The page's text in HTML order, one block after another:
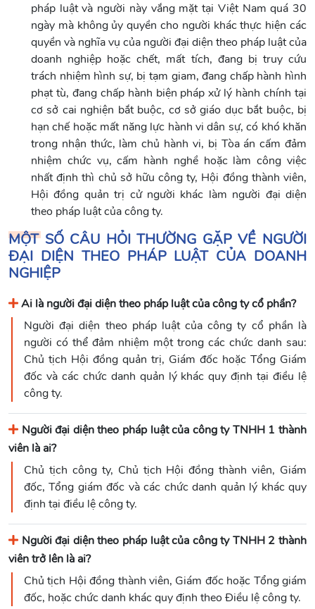
pháp luật và người này vắng mặt tại Việt Nam quá 30
ngày mà không ủy quyền cho người khác thực hiện các
quyền và nghĩa vụ của người đại diện theo pháp luật của
doanh nghiệp hoặc chết, mất tích, đang bị truy cứu
trách nhiệm hình sự, bị tạm giam, đang chấp hành hình
phạt tù, đang chấp hành biện pháp xử lý hành chính tại
cơ sở cai nghiện bắt buộc, cơ sở giáo dục bắt buộc, bị
hạn chế hoặc mất năng lực hành vi dân sự, có khó khăn
trong nhận thức, làm chủ hành vi, bị Tòa án cấm đảm
nhiệm chức vụ, cấm hành nghề hoặc làm công việc
nhất định thì chủ sở hữu công ty, Hội đồng thành viên,
Hội đồng quản trị cử người khác làm người đại diện
theo pháp luật của công ty.
MỘT SỐ CÂU HỎI THƯỜNG GẶP VỀ NGƯỜI
ĐẠI DIỆN THEO PHÁP LUẬT CỦA DOANH
NGHIỆP
Ai là người đại diện theo pháp luật của công ty cổ phần?
Người đại diện theo pháp luật của công ty cổ phần là
người có thể đảm nhiệm một trong các chức danh sau:
Chủ tịch Hội đồng quản trị, Giám đốc hoặc Tổng Giám
đốc và các chức danh quản lý khác quy định tại điều lệ
công ty.
Người đại diện theo pháp luật của công ty TNHH 1 thành
viên là ai?
Chủ tịch công ty, Chủ tịch Hội đồng thành viên, Giám
đốc, Tổng giám đốc và các chức danh quản lý khác quy
định tại điều lệ công ty.
Người đại diện theo pháp luật của công ty TNHH 2 thành
viên trở lên là ai?
Chủ tịch Hội đồng thành viên, Giám đốc hoặc Tổng giám
đốc, hoặc chức danh khác quy định theo Điều lệ công ty.